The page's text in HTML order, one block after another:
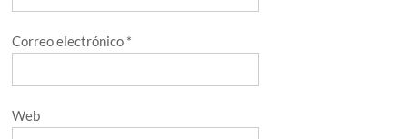
Correo electrónico *
Web